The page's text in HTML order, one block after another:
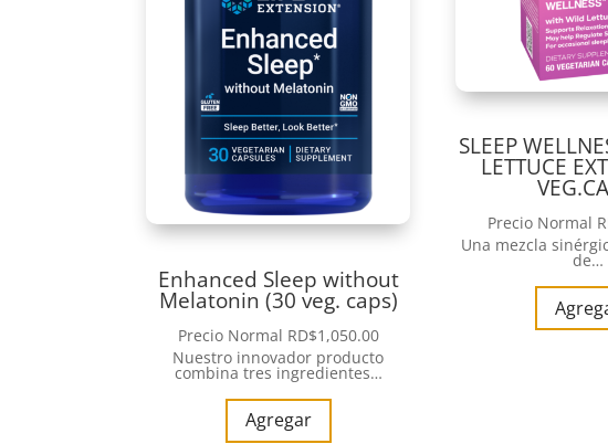
Enhanced Sleep without
Melatonin (30 veg. caps)
Precio Normal RD$1,050.00
Nuestro innovador producto
combina tres ingredientes…
Agregar
SLEEP
LETTUCE
Precio Normal
Una mezcla
de…